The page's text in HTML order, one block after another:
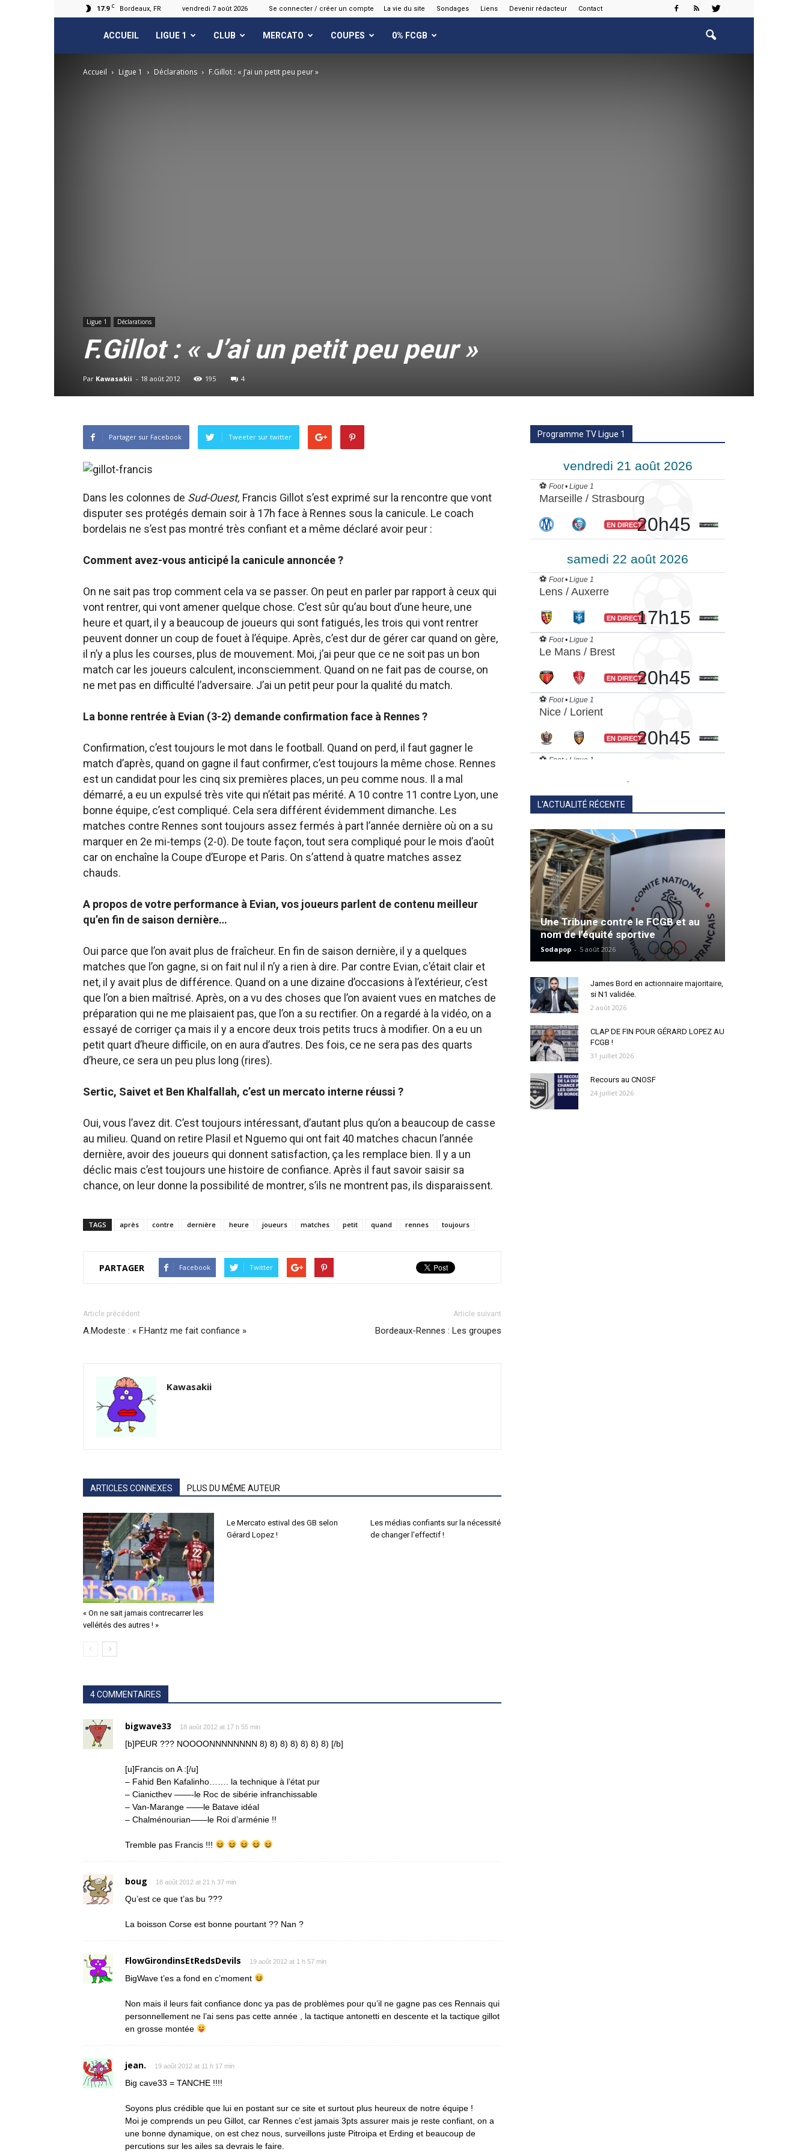
17.9 C Bordeaux, FR vendredi 7 août 2026 Se connecter / créer un compte La vie du site Sondages Liens Devenir rédacteur Contact
FCGB.net
ACCUEIL LIGUE 1 CLUB MERCATO COUPES 0% FCGB
Accueil Ligue 1 Déclarations F.Gillot : « J’ai un petit peu peur »
Ligue 1 Déclarations
F.Gillot : « J’ai un petit peu peur »
Par Kawasakii - 18 août 2012 195 4
Partager sur Facebook Tweeter sur twitter
Dans les colonnes de Sud-Ouest, Francis Gillot s’est exprimé sur la rencontre que vont
disputer ses protégés demain soir à 17h face à Rennes sous la canicule. Le coach
bordelais ne s’est pas montré très confiant et a même déclaré avoir peur :
Comment avez-vous anticipé la canicule annoncée ?
On ne sait pas trop comment cela va se passer. On peut en parler par rapport à ceux qui
vont rentrer, qui vont amener quelque chose. C’est sûr qu’au bout d’une heure, une
heure et quart, il y a beaucoup de joueurs qui sont fatigués, les trois qui vont rentrer
peuvent donner un coup de fouet à l’équipe. Après, c’est dur de gérer car quand on gère,
il n’y a plus les courses, plus de mouvement. Moi, j’ai peur que ce ne soit pas un bon
match car les joueurs calculent, inconsciemment. Quand on ne fait pas de course, on
ne met pas en difficulté l’adversaire. J’ai un petit peur pour la qualité du match.
La bonne rentrée à Evian (3-2) demande confirmation face à Rennes ?
Confirmation, c’est toujours le mot dans le football. Quand on perd, il faut gagner le
match d’après, quand on gagne il faut confirmer, c’est toujours la même chose. Rennes
est un candidat pour les cinq six premières places, un peu comme nous. Il a mal
démarré, a eu un expulsé très vite qui n’était pas mérité. A 10 contre 11 contre Lyon, une
bonne équipe, c’est compliqué. Cela sera différent évidemment dimanche. Les
matches contre Rennes sont toujours assez fermés à part l’année dernière où on a su
marquer en 2e mi-temps (2-0). De toute façon, tout sera compliqué pour le mois d’août
car on enchaîne la Coupe d’Europe et Paris. On s’attend à quatre matches assez
chauds.
A propos de votre performance à Evian, vos joueurs parlent de contenu meilleur
qu’en fin de saison dernière…
Oui parce que l’on avait plus de fraîcheur. En fin de saison dernière, il y a quelques
matches que l’on gagne, si on fait nul il n’y a rien à dire. Par contre Evian, c’était clair et
net, il y avait plus de différence. Quand on a une dizaine d’occasions à l’extérieur, c’est
que l’on a bien maîtrisé. Après, on a vu des choses que l’on avaient vues en matches de
préparation qui ne me plaisaient pas, que l’on a su rectifier. On a regardé à la vidéo, on a
essayé de corriger ça mais il y a encore deux trois petits trucs à modifier. On a eu un
petit quart d’heure difficile, on en aura d’autres. Des fois, ce ne sera pas des quarts
d’heure, ce sera un peu plus long (rires).
Sertic, Saivet et Ben Khalfallah, c’est un mercato interne réussi ?
Oui, vous l’avez dit. C’est toujours intéressant, d’autant plus qu’on a beaucoup de casse
au milieu. Quand on retire Plasil et Nguemo qui ont fait 40 matches chacun l’année
dernière, avoir des joueurs qui donnent satisfaction, ça les remplace bien. Il y a un
déclic mais c’est toujours une histoire de confiance. Après il faut savoir saisir sa
chance, on leur donne la possibilité de montrer, s’ils ne montrent pas, ils disparaissent.
TAGS après contre dernière heure joueurs matches petit quand rennes toujours
PARTAGER Facebook Twitter
Article précédent
A.Modeste : « F.Hantz me fait confiance »
Article suivant
Bordeaux-Rennes : Les groupes
Kawasakii
ARTICLES CONNEXES PLUS DU MÊME AUTEUR
« On ne sait jamais contrecarrer les
velléités des autres ! »
Le Mercato estival des GB selon
Gérard Lopez !
Les médias confiants sur la nécessité
de changer l’effectif !
4 COMMENTAIRES
bigwave33 18 août 2012 at 17 h 55 min
[b]PEUR ??? NOOOONNNNNNNN 8) 8) 8) 8) 8) 8) 8) [/b]
[u]Francis on A :[/u]
– Fahid Ben Kafalinho……. la technique à l’état pur
– Cianicthev ——-le Roc de sibérie infranchissable
– Van-Marange ——le Batave idéal
– Chalménourian——le Roi d’arménie !!
Tremble pas Francis !!!
boug 18 août 2012 at 21 h 37 min
Qu’est ce que t’as bu ???
La boisson Corse est bonne pourtant ?? Nan ?
FlowGirondinsEtRedsDevils 19 août 2012 at 1 h 57 min
BigWave t’es a fond en c’moment
Non mais il leurs fait confiance donc ya pas de problèmes pour qu’il ne gagne pas ces Rennais qui
personnellement ne l’ai sens pas cette année , la tactique antonetti en descente et la tactique gillot
en grosse montée
jean. 19 août 2012 at 11 h 17 min
Big cave33 = TANCHE !!!!
Soyons plus crédible que lui en postant sur ce site et surtout plus heureux de notre équipe !
Moi je comprends un peu Gillot, car Rennes c’est jamais 3pts assurer mais je reste confiant, on a
une bonne dynamique, on est chez nous, surveillons juste Pitroipa et Erding et beaucoup de
percutions sur les ailes sa devrais le faire.
Programme TV Ligue 1
.
L'ACTUALITÉ RÉCENTE
Une Tribune contre le FCGB et au
nom de l’équité sportive
Sodapop - 5 août 2026
James Bord en actionnaire majoritaire,
si N1 validée.
2 août 2026
CLAP DE FIN POUR GÉRARD LOPEZ AU
FCGB !
31 juillet 2026
Recours au CNOSF
24 juillet 2026